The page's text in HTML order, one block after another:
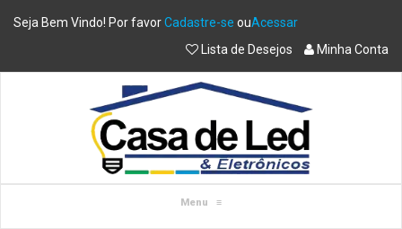
Seja Bem Vindo! Por favorCadastre-se ouAcessar
Lista de Desejos
Minha Conta
Menu ≡